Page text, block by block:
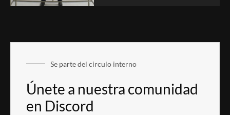
Se parte del circulo interno
Únete a nuestra comunidad
en Discord